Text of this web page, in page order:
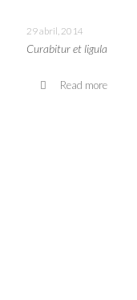
29 abril, 2014
Curabitur et ligula
Read more